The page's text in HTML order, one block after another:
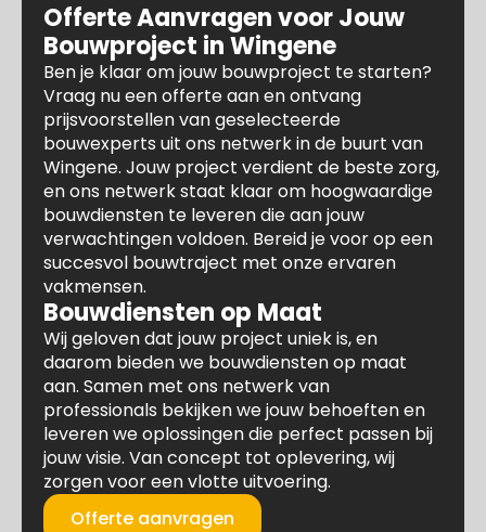
Offerte Aanvragen voor Jouw
Bouwproject in Wingene
Ben je klaar om jouw bouwproject te starten?
Vraag nu een offerte aan en ontvang
prijsvoorstellen van geselecteerde
bouwexperts uit ons netwerk in de buurt van
Wingene. Jouw project verdient de beste zorg,
en ons netwerk staat klaar om hoogwaardige
bouwdiensten te leveren die aan jouw
verwachtingen voldoen. Bereid je voor op een
succesvol bouwtraject met onze ervaren
vakmensen.
Bouwdiensten op Maat
Wij geloven dat jouw project uniek is, en
daarom bieden we bouwdiensten op maat
aan. Samen met ons netwerk van
professionals bekijken we jouw behoeften en
leveren we oplossingen die perfect passen bij
jouw visie. Van concept tot oplevering, wij
zorgen voor een vlotte uitvoering.
Offerte aanvragen